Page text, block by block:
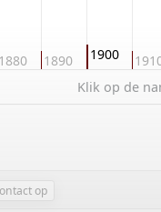
1880 1890 1900
Klik op de
op